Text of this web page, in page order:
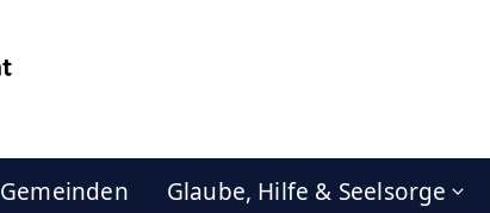
Gemeinden Glaube, Hilfe & Seelsorge